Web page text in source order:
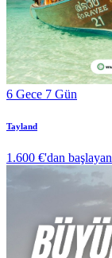
6 Gece 7 Gün
Tayland
1.600 €'dan başlayan